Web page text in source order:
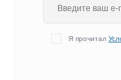
Я прочитал